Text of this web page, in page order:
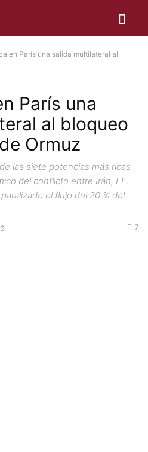
en París una salida multilateral al
París una
al bloqueo
Ormuz
las siete potencias más ricas
del conflicto entre Irán, EE.
el flujo del 20 % del
7